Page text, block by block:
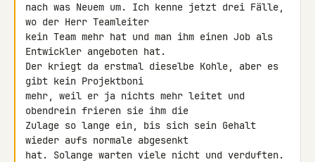
nach was Neuem um. Ich kenne jetzt drei Fälle,
wo der Herr Teamleiter
kein Team mehr hat und man ihm einen Job als
Entwickler angeboten hat.
Der kriegt da erstmal dieselbe Kohle, aber es
gibt kein Projektboni
mehr, weil er ja nichts mehr leitet und
obendrein frieren sie ihm die
Zulage so lange ein, bis sich sein Gehalt
wieder aufs normale abgesenkt
hat. Solange warten viele nicht und verduften.